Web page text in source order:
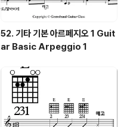
52. 기타 기본 아르페지오 1 Guit
ar Basic Arpeggio 1